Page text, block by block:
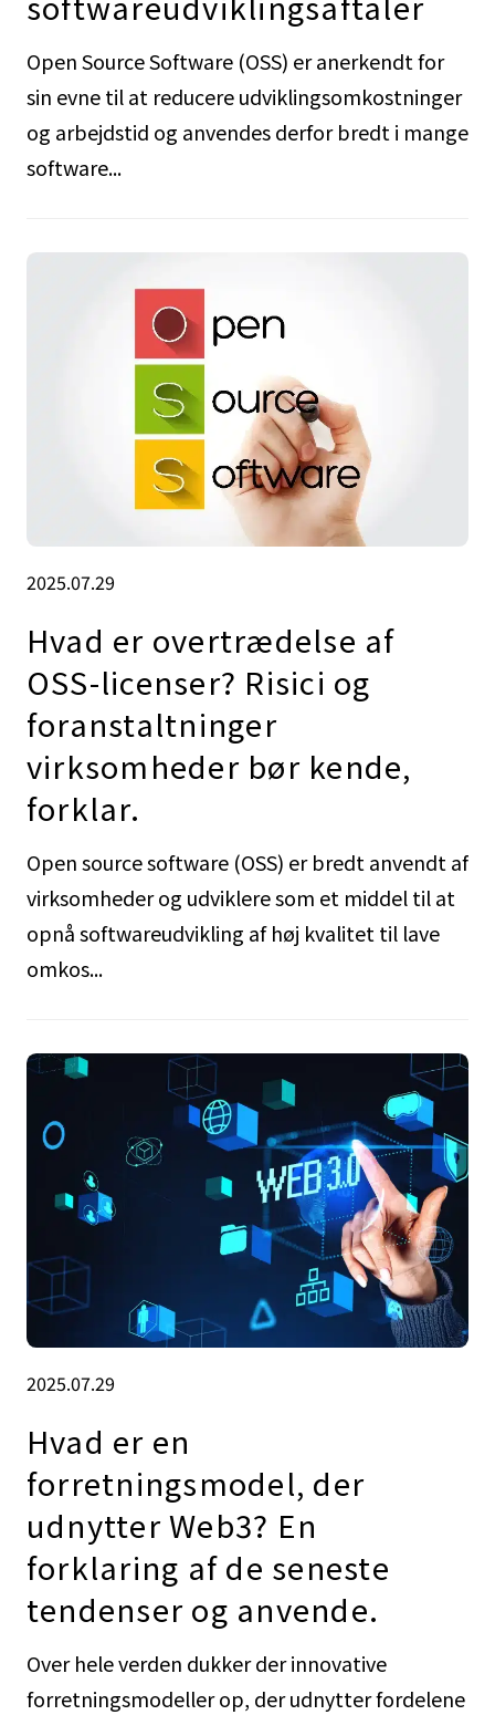
Open Source Software (OSS) er anerkendt for
sin evne til at reducere udviklingsomkostninger
og arbejdstid og anvendes derfor bredt i mange
software...
2025.07.29
Hvad er overtrædelse af
OSS-licenser? Risici og
foranstaltninger
virksomheder bør kende,
forklar.
Open source software (OSS) er bredt anvendt af
virksomheder og udviklere som et middel til at
opnå softwareudvikling af høj kvalitet til lave
omkos...
2025.07.29
Hvad er en
forretningsmodel, der
udnytter Web3? En
forklaring af de seneste
tendenser og anvende.
Over hele verden dukker der innovative
forretningsmodeller op, der udnytter fordelene